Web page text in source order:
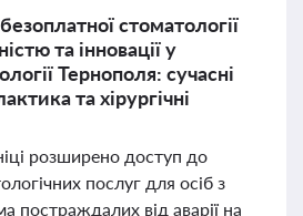
стоматології
та інновації у
Тернополя: сучасні
та хірургічні
розширено доступ до
послуг для осіб з
постраждалих від аварії на